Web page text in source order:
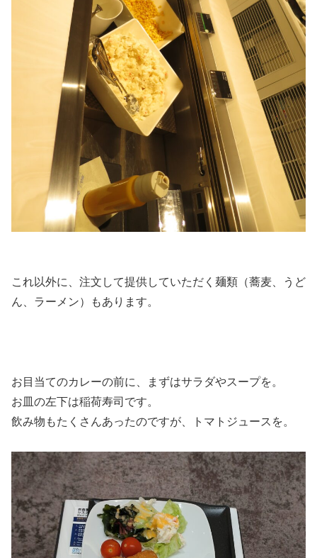
これ以外に、注文して提供していただく麺類（蕎麦、うど
ん、ラーメン）もあります。
お目当てのカレーの前に、まずはサラダやスープを。
お皿の左下は稲荷寿司です。
飲み物もたくさんあったのですが、トマトジュースを。